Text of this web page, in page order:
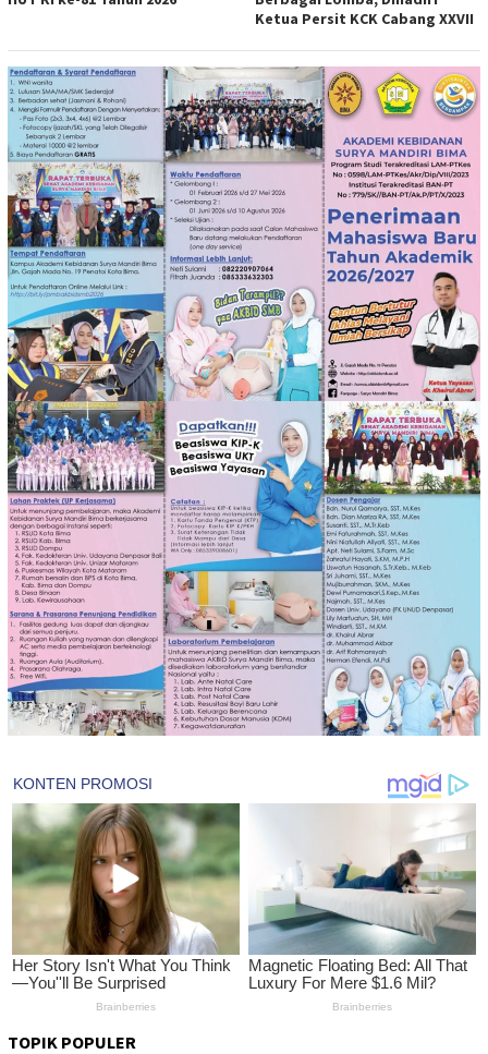
Ketua Persit KCK Cabang XXVII
TOPIK POPULER